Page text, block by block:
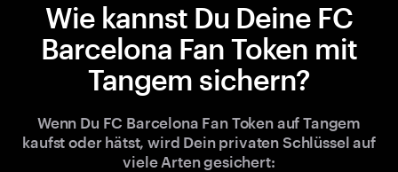
Wie kannst Du Deine FC
Barcelona Fan Token mit
Tangem sichern?
Wenn Du FC Barcelona Fan Token auf Tangem
kaufst oder hätst, wird Dein privaten Schlüssel auf
viele Arten gesichert: